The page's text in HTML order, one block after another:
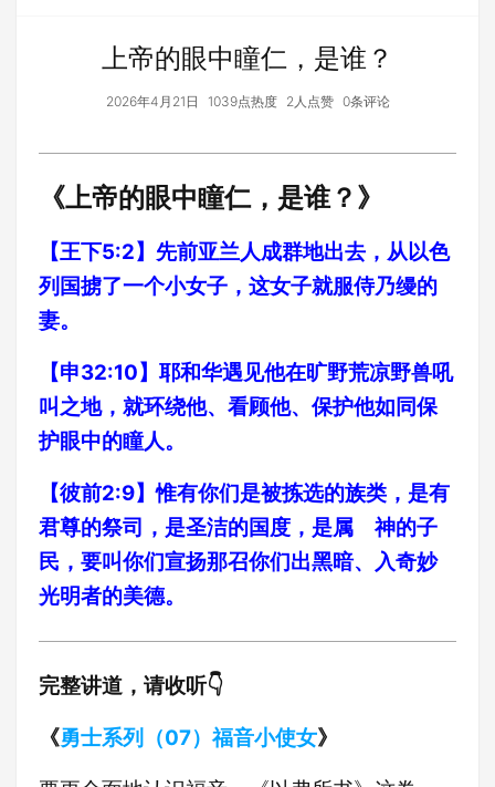
上帝的眼中瞳仁，是谁？
2026年4月21日 1039点热度 2人点赞 0条评论
《上帝的眼中瞳仁，是谁？》
【王下5:2】先前亚兰人成群地出去，从以色
列国掳了一个小女子，这女子就服侍乃缦的
妻。
【申32:10】耶和华遇见他在旷野荒凉野兽吼
叫之地，就环绕他、看顾他、保护他如同保
护眼中的瞳人。
【彼前2:9】惟有你们是被拣选的族类，是有
君尊的祭司，是圣洁的国度，是属 神的子
民，要叫你们宣扬那召你们出黑暗、入奇妙
光明者的美德。
完整讲道，请收听👇
《勇士系列（07）福音小使女》